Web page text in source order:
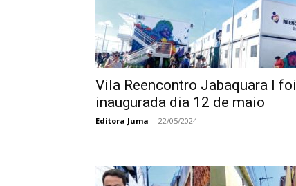
Vila Reencontro Jabaquara l foi
inaugurada dia 12 de maio
Editora Juma - 22/05/2024